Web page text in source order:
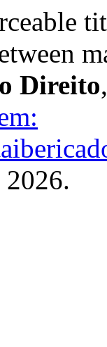
Direito
2026.